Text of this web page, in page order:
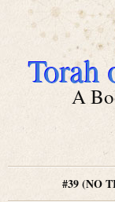
Torah
A
#39 (NO